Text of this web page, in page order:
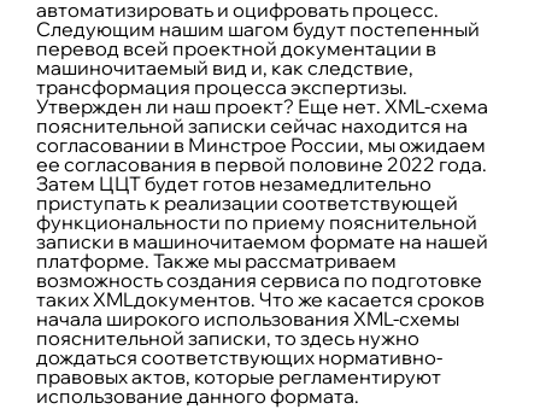
автоматизировать и оцифровать процесс.
Следующим нашим шагом будут постепенный
перевод всей проектной документации в
машиночитаемый вид и, как следствие,
трансформация процесса экспертизы.
Утвержден ли наш проект? Еще нет. XML-схема
пояснительной записки сейчас находится на
согласовании в Минстрое России, мы ожидаем
ее согласования в первой половине 2022 года.
Затем ЦЦТ будет готов незамедлительно
приступать к реализации соответствующей
функциональности по приему пояснительной
записки в машиночитаемом формате на нашей
платформе. Также мы рассматриваем
возможность создания сервиса по подготовке
таких XMLдокументов. Что же касается сроков
начала широкого использования XML-схемы
пояснительной записки, то здесь нужно
дождаться соответствующих нормативно-
правовых актов, которые регламентируют
использование данного формата.